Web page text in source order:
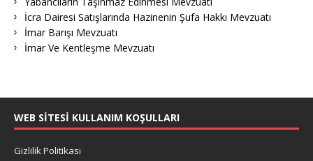
İcra Dairesi Satışlarında Hazinenin Şufa Hakkı Mevzuatı
İmar Barışı Mevzuatı
İmar Ve Kentleşme Mevzuatı
WEB SITESI KULLANIM KOŞULLARI
Gizlilik Politikası